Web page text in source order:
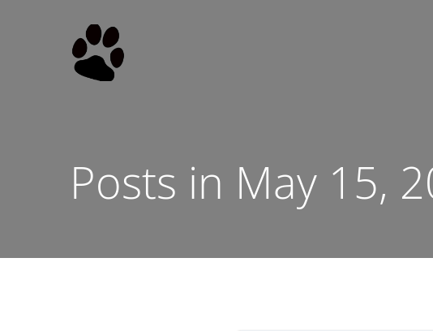
Posts in May 15,